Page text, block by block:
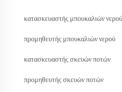
κατασκευαστής μπουκαλιών νερού
προμηθευτής μπουκαλιών νερού
κατασκευαστής σκευών ποτών
προμηθευτής σκευών ποτών